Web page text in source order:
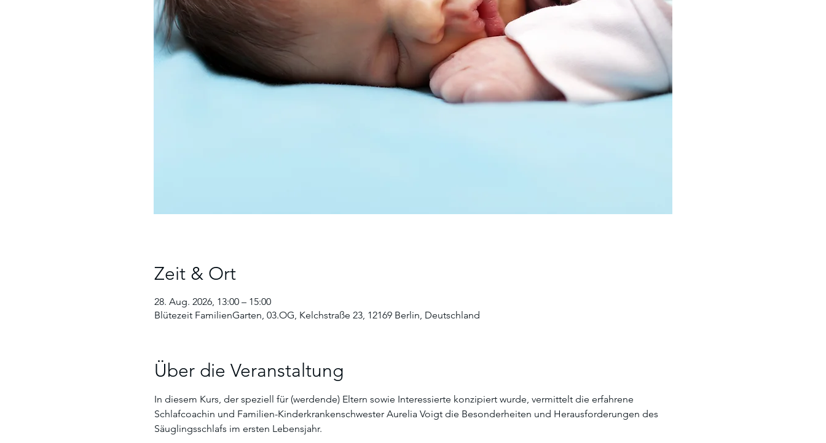
Zeit & Ort
28. Aug. 2026, 13:00 – 15:00
Blütezeit FamilienGarten, 03.OG, Kelchstraße 23, 12169 Berlin, Deutschland
Über die Veranstaltung
In diesem Kurs, der speziell für (werdende) Eltern sowie Interessierte konzipiert wurde, vermittelt die erfahrene
Schlafcoachin und Familien-Kinderkrankenschwester Aurelia Voigt die Besonderheiten und Herausforderungen des
Säuglingsschlafs im ersten Lebensjahr.